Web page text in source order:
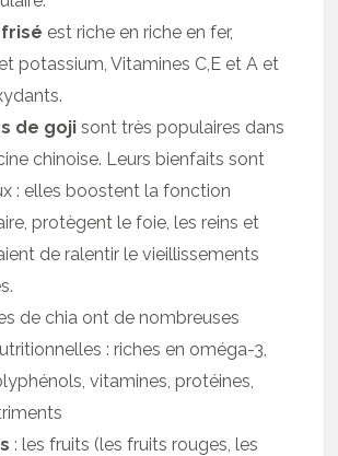
est riche en riche en fer,
potassium, Vitamines C,E et A et
de goji sont très populaires dans
chinoise. Leurs bienfaits sont
: elles boostent la fonction
protègent le foie, les reins et
de ralentir le vieillissements
de chia ont de nombreuses
: riches en oméga-3,
vitamines, protéines,
: les fruits (les fruits rouges, les